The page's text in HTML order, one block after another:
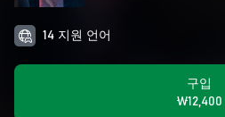
14 지원 언어
구입
₩12,400